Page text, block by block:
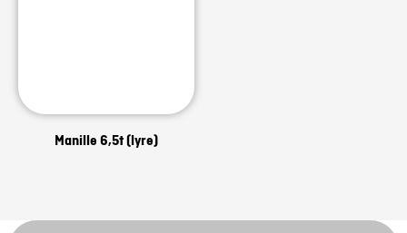
Manille 6,5t (lyre)